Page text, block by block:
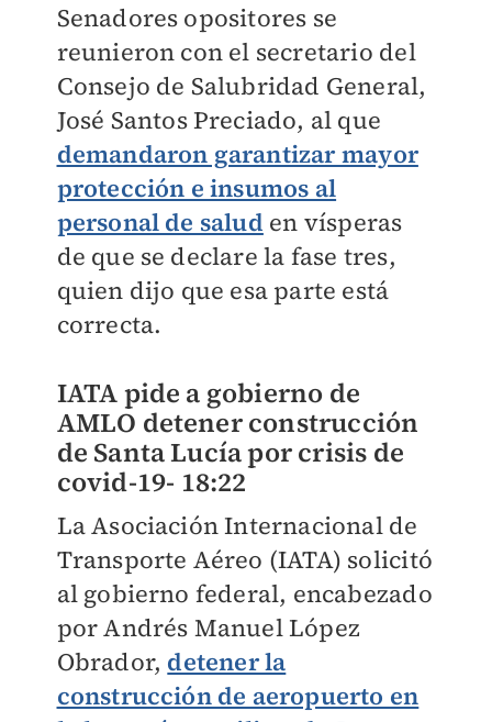
Senadores opositores se
reunieron con el secretario del
Consejo de Salubridad General,
José Santos Preciado, al que
demandaron garantizar mayor
protección e insumos al
personal de salud en vísperas
de que se declare la fase tres,
quien dijo que esa parte está
correcta.
IATA pide a gobierno de
AMLO detener construcción
de Santa Lucía por crisis de
covid-19- 18:22
La Asociación Internacional de
Transporte Aéreo (IATA) solicitó
al gobierno federal, encabezado
por Andrés Manuel López
Obrador, detener la
construcción de aeropuerto en